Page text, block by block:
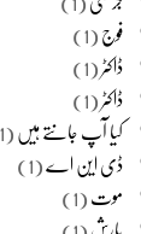
فوج(1)
ڈاکٹر(1)
ڈاکٹر(1)
کیا آپ جانتے ہیں(1)
ڈی این اے(1)
موت(1)